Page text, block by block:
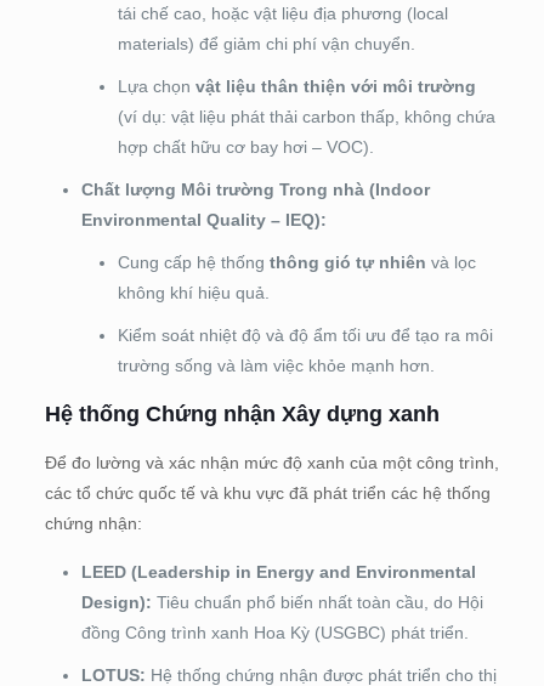
tái chế cao, hoặc vật liệu địa phương (local
materials) để giảm chi phí vận chuyển.
Lựa chọn vật liệu thân thiện với môi trường
(ví dụ: vật liệu phát thải carbon thấp, không chứa
hợp chất hữu cơ bay hơi – VOC).
Chất lượng Môi trường Trong nhà (Indoor
Environmental Quality – IEQ):
Cung cấp hệ thống thông gió tự nhiên và lọc
không khí hiệu quả.
Kiểm soát nhiệt độ và độ ẩm tối ưu để tạo ra môi
trường sống và làm việc khỏe mạnh hơn.
Hệ thống Chứng nhận Xây dựng xanh
Để đo lường và xác nhận mức độ xanh của một công trình,
các tổ chức quốc tế và khu vực đã phát triển các hệ thống
chứng nhận:
LEED (Leadership in Energy and Environmental
Design): Tiêu chuẩn phổ biến nhất toàn cầu, do Hội
đồng Công trình xanh Hoa Kỳ (USGBC) phát triển.
LOTUS: Hệ thống chứng nhận được phát triển cho thị